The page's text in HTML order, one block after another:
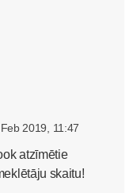
2019, 11:47
atzīmētie
skaitu!